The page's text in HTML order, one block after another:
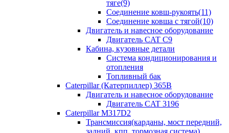
тяге(9)
Соединение ковш-рукоять(11)
Соединение ковша с тягой(10)
Двигатель и навесное оборудование
Двигатель CAT C9
Кабина, кузовные детали
Система кондиционирования и
отопления
Топливный бак
Caterpillar (Катерпиллер) 365B
Двигатель и навесное оборудование
Двигатель CAT 3196
Caterpillar M317D2
Трансмиссия(карданы, мост передний,
задний, кпп, тормозная система)